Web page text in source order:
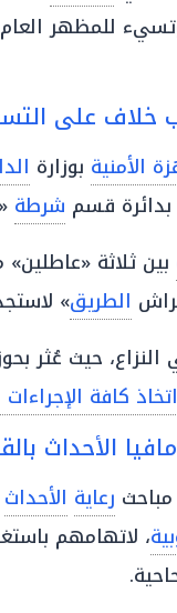
للمظهر
على
الأمنية بوزارة
قسم شرطة
بين ثلاثة
الطريق»
حيث عُثر
اتخاذ كافة الإجراءات
الأحداث
رعاية الأحداث
، لاتهامهم باستغلال «11